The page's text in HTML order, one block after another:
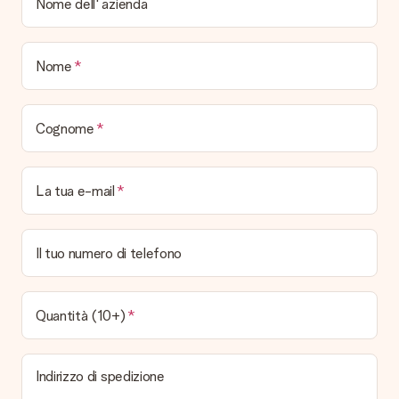
questo modo il regalo sarà già pronto per essere consegnato.
continuamente aggiornate e attendibili.
Quali sono i tempi di consegna e quando riceverò il mio
regalo?
I tempi di consegna sono consultabili direttamente sulla pagina
del prodotto desiderato. Le date indicate sono previste in
base ai tempi di consegna indicati dal corriere.
Quali sono le opzioni di consegna disponibili?
sill'opzione da selezionare contatta il nostro servizio clienti.
Pagamento
Come posso pagare il mio ordine?
É possibile scegliere tra le seguenti modalità di pagamento:
Nome dell' azienda
Nome
Cognome
La tua e-mail
Il tuo numero di telefono
Quantità (10+)
Indirizzo di spedizione